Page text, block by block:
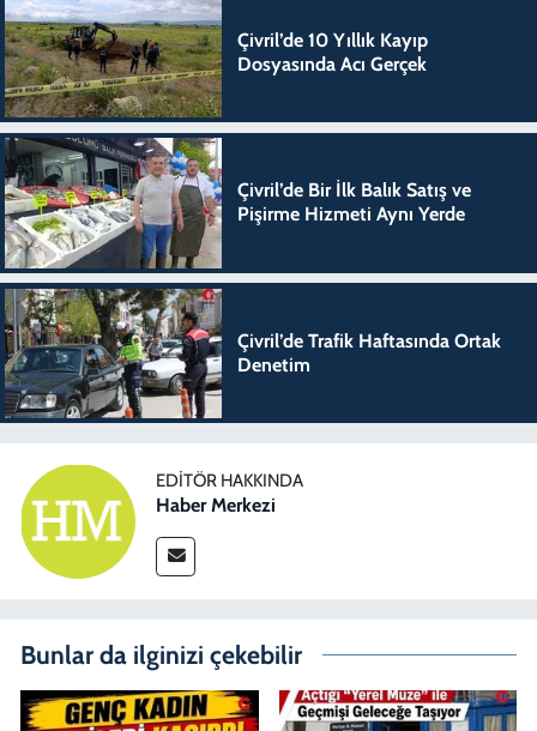
Çivril’de 10 Yıllık Kayıp
Dosyasında Acı Gerçek
Çivril’de Bir İlk Balık Satış ve
Pişirme Hizmeti Aynı Yerde
Çivril’de Trafik Haftasında Ortak
Denetim
EDITÖR HAKKINDA
Haber Merkezi
Bunlar da ilginizi çekebilir